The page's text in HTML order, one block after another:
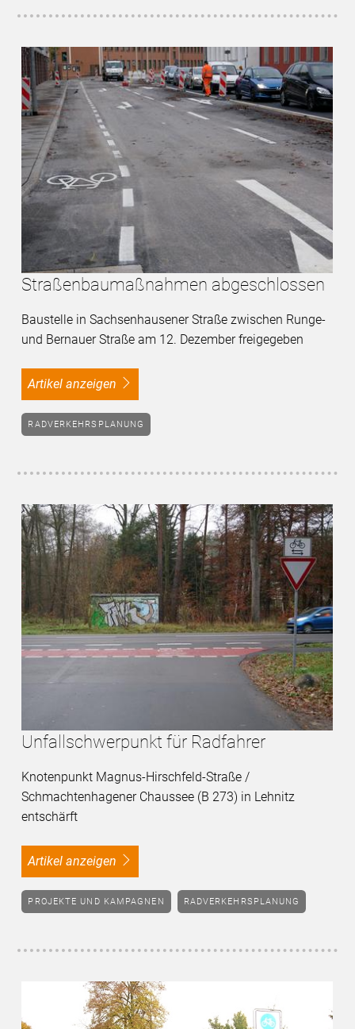
Straßenbaumaßnahmen abgeschlossen
Baustelle in Sachsenhausener Straße zwischen Runge-
und Bernauer Straße am 12. Dezember freigegeben
Artikel anzeigen
RADVERKEHRSPLANUNG
Unfallschwerpunkt für Radfahrer
Knotenpunkt Magnus-Hirschfeld-Straße /
Schmachtenhagener Chaussee (B 273) in Lehnitz
entschärft
Artikel anzeigen
PROJEKTE UND KAMPAGNEN RADVERKEHRSPLANUNG